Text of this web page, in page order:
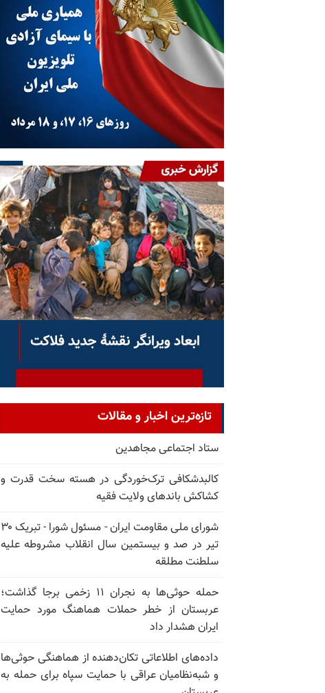
تازه‌ترین اخبار و مقالات
ستاد اجتماعی مجاهدین
کالبدشکافی ترک‌خوردگی در هسته سخت قدرت و
کشاکش باندهای ولایت فقیه
شورای ملی مقاومت ایران - مسئول شورا - تبریک ۳۰
تیر در صد و بیستمین سال انقلاب مشروطه علیه
سلطنت مطلقه
حمله حوثی‌ها به نجران ۱۱ زخمی برجا گذاشت؛
عربستان از خطر حملات هماهنگ مورد حمایت
ایران هشدار داد
داده‌های اطلاعاتی تکان‌دهنده از هماهنگی حوثی‌ها
و شبه‌نظامیان عراقی با حمایت سپاه برای حمله به